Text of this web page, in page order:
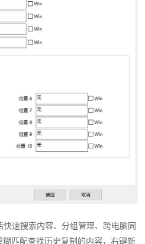
速搜索内容、分组管理、跨电脑同
匹配查找历史复制的内容，右键新